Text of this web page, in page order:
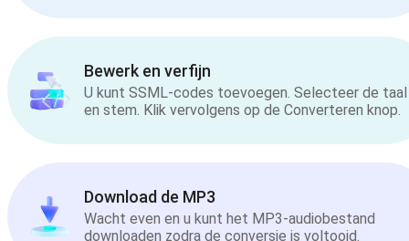
Bewerk en verfijn
U kunt SSML-codes toevoegen. Selecteer de taal
en stem. Klik vervolgens op de Converteren knop.
Download de MP3
Wacht even en u kunt het MP3-audiobestand
downloaden zodra de conversie is voltooid.